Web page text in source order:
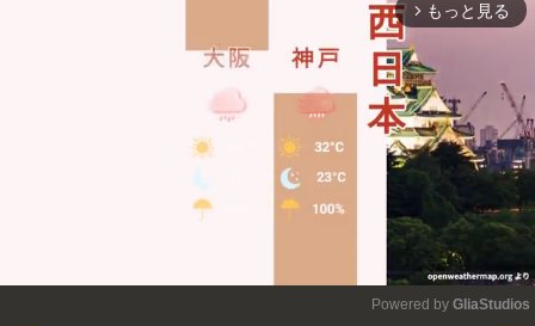
arrow_forward_ios もっと見る
Powered by GliaStudios